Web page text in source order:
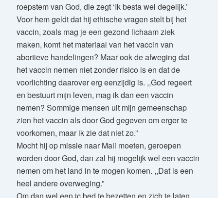
roepstem van God, die zegt ‘Ik besta wel degelijk.’
Voor hem geldt dat hij ethische vragen stelt bij het
vaccin, zoals mag je een gezond lichaam ziek
maken, komt het materiaal van het vaccin van
abortieve handelingen? Maar ook de afweging dat
het vaccin nemen niet zonder risico is en dat de
voorlichting daarover erg eenzijdig is. ,,God regeert
en bestuurt mijn leven, mag ik dan een vaccin
nemen? Sommige mensen uit mijn gemeenschap
zien het vaccin als door God gegeven om erger te
voorkomen, maar ik zie dat niet zo.”
Mocht hij op missie naar Mali moeten, geroepen
worden door God, dan zal hij mogelijk wel een vaccin
nemen om het land in te mogen komen. ,,Dat is een
heel andere overweging.”
Om dan wel een ic bed te bezetten en zich te laten